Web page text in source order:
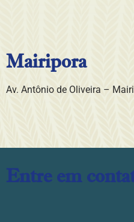
Mairipora
Av. Antônio de Oliveira –
Entre em